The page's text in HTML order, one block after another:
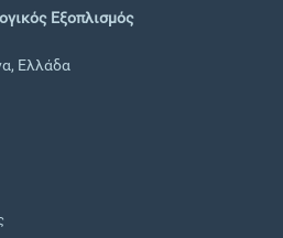
Εξοπλισμός
Ελλάδα